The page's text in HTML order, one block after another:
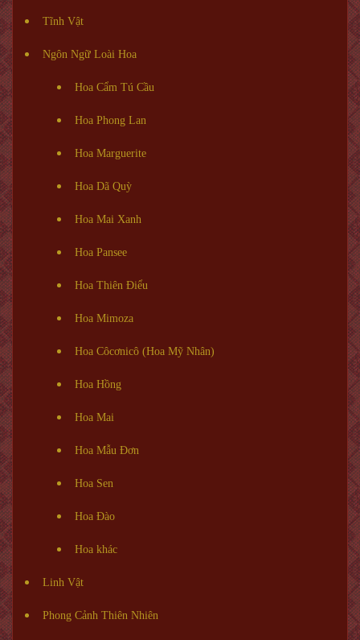
Tĩnh Vật
Ngôn Ngữ Loài Hoa
Hoa Cẩm Tú Cầu
Hoa Phong Lan
Hoa Marguerite
Hoa Dã Quỳ
Hoa Mai Xanh
Hoa Pansee
Hoa Thiên Điểu
Hoa Mimoza
Hoa Côcơnicô (Hoa Mỹ Nhân)
Hoa Hồng
Hoa Mai
Hoa Mẫu Đơn
Hoa Sen
Hoa Đào
Hoa khác
Linh Vật
Phong Cảnh Thiên Nhiên